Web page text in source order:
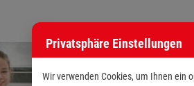
Privatsphäre Einstellungen
Wir verwenden Cookies, um Ihnen ein